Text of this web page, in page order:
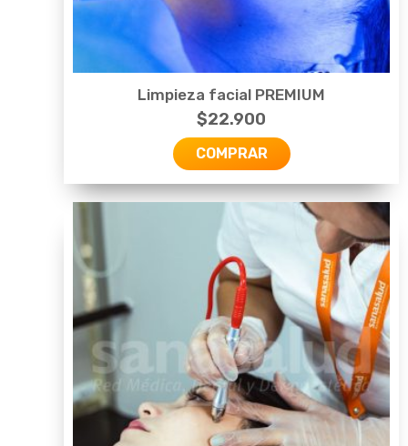
Limpieza facial PREMIUM
$22.900
COMPRAR